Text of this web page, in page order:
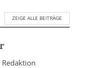
ZEIGE ALLE BEITRÄGE